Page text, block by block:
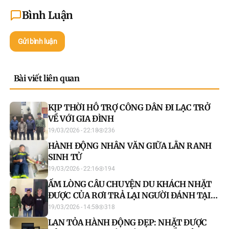
Bình Luận
Gửi bình luận
Bài viết liên quan
KỊP THỜI HỖ TRỢ CÔNG DÂN ĐI LẠC TRỞ
VỀ VỚI GIA ĐÌNH
19/03/2026 - 22:18 236
HÀNH ĐỘNG NHÂN VĂN GIỮA LẰN RANH
SINH TỬ
19/03/2026 - 22:16 194
ẤM LÒNG CÂU CHUYỆN DU KHÁCH NHẶT
ĐƯỢC CỦA RƠI TRẢ LẠI NGƯỜI ĐÁNH TẠI
CHỢ PHIÊN XÃ NIÊM SƠN
19/03/2026 - 14:58 318
LAN TỎA HÀNH ĐỘNG ĐẸP: NHẶT ĐƯỢC